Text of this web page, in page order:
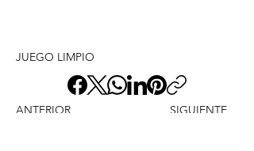
JUEGO LIMPIO
ANTERIOR SIGUIENTE